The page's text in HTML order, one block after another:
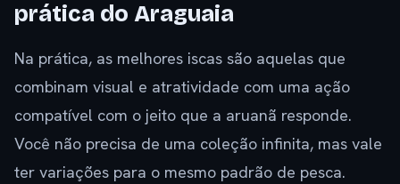
prática do Araguaia
Na prática, as melhores iscas são aquelas que
combinam visual e atratividade com uma ação
compatível com o jeito que a aruanã responde.
Você não precisa de uma coleção infinita, mas vale
ter variações para o mesmo padrão de pesca.